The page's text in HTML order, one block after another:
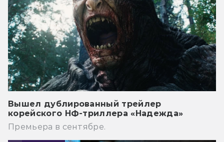
Вышел дублированный трейлер
корейского НФ-триллера «Надежда»
Премьера в сентябре.